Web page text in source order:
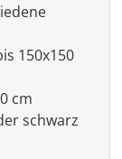
150x150
cm
schwarz